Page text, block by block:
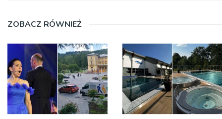
ZOBACZ RÓWNIEŻ